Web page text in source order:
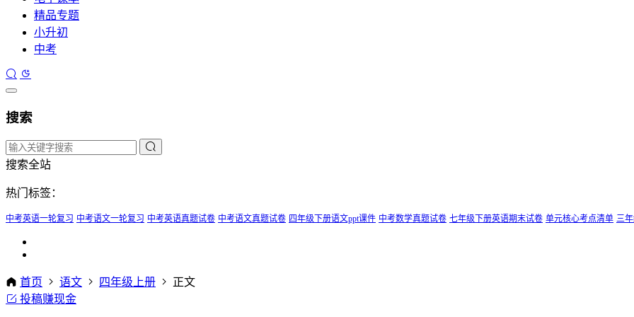
精品专题
小升初
中考
搜索
搜索全站
热门标签：
中考英语一轮复习 中考语文一轮复习 中考英语真题试卷 中考语文真题试卷 四年级下册语文ppt课件 中考数学真题试卷 七年级下册英语期末试卷 单元核心考点清单 三
首页 语文 四年级上册
正文
投稿赚现金